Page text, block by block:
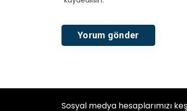
Sosyal medya hesaplarımızı